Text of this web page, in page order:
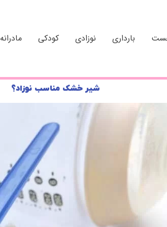
بارداری نوزادی کودکی مادرانه
شیر خشک مناسب نوزاد؟